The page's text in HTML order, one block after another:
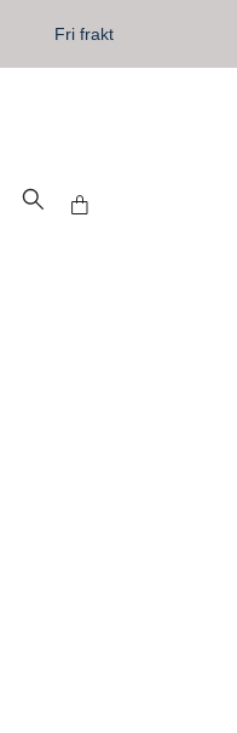
Fri frakt